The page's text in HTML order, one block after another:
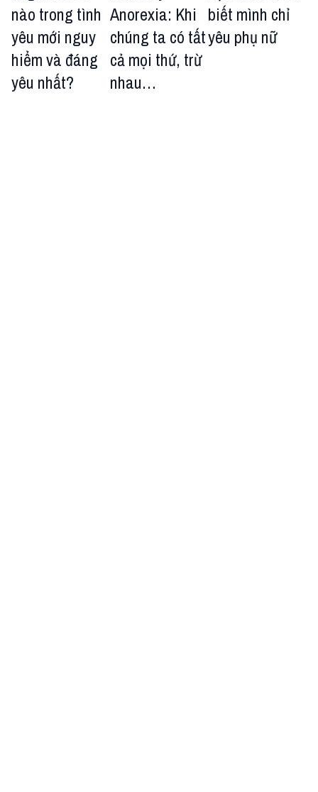
nào trong tình
yêu mới nguy
hiểm và đáng
yêu nhất?
Anorexia: Khi
chúng ta có tất
cả mọi thứ, trừ
nhau…
biết mình chỉ
yêu phụ nữ